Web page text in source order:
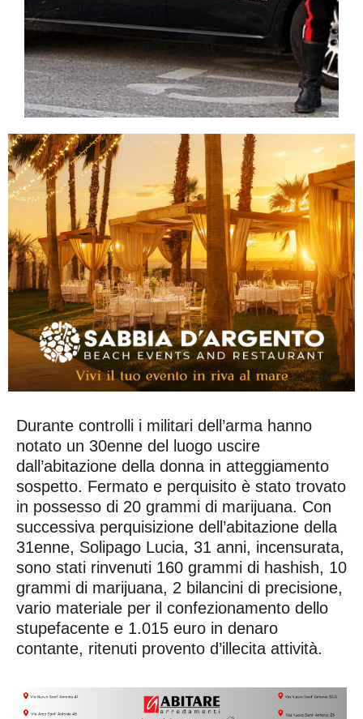
Durante controlli i militari dell’arma hanno
notato un 30enne del luogo uscire
dall’abitazione della donna in atteggiamento
sospetto. Fermato e perquisito è stato trovato
in possesso di 20 grammi di marijuana. Con
successiva perquisizione dell’abitazione della
31enne, Solipago Lucia, 31 anni, incensurata,
sono stati rinvenuti 160 grammi di hashish, 10
grammi di marijuana, 2 bilancini di precisione,
vario materiale per il confezionamento dello
stupefacente e 1.015 euro in denaro
contante, ritenuti provento d’illecita attività.